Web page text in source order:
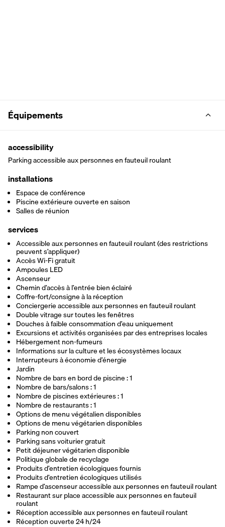
Équipements
accessibility
Parking accessible aux personnes en fauteuil roulant
installations
Espace de conférence
Piscine extérieure ouverte en saison
Salles de réunion
services
Accessible aux personnes en fauteuil roulant (des restrictions
peuvent s’appliquer)
Accès Wi-Fi gratuit
Ampoules LED
Ascenseur
Chemin d’accès à l’entrée bien éclairé
Coffre-fort/consigne à la réception
Conciergerie accessible aux personnes en fauteuil roulant
Double vitrage sur toutes les fenêtres
Douches à faible consommation d’eau uniquement
Excursions et activités organisées par des entreprises locales
Hébergement non-fumeurs
Informations sur la culture et les écosystèmes locaux
Interrupteurs à économie d’énergie
Jardin
Nombre de bars en bord de piscine : 1
Nombre de bars/salons : 1
Nombre de piscines extérieures : 1
Nombre de restaurants : 1
Options de menu végétalien disponibles
Options de menu végétarien disponibles
Parking non couvert
Parking sans voiturier gratuit
Petit déjeuner végétarien disponible
Politique globale de recyclage
Produits d’entretien écologiques fournis
Produits d’entretien écologiques utilisés
Rampe d’ascenseur accessible aux personnes en fauteuil roulant
Restaurant sur place accessible aux personnes en fauteuil
roulant
Réception accessible aux personnes en fauteuil roulant
Réception ouverte 24 h/24